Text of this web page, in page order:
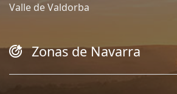
Valle de Valdorba
Zonas de Navarra